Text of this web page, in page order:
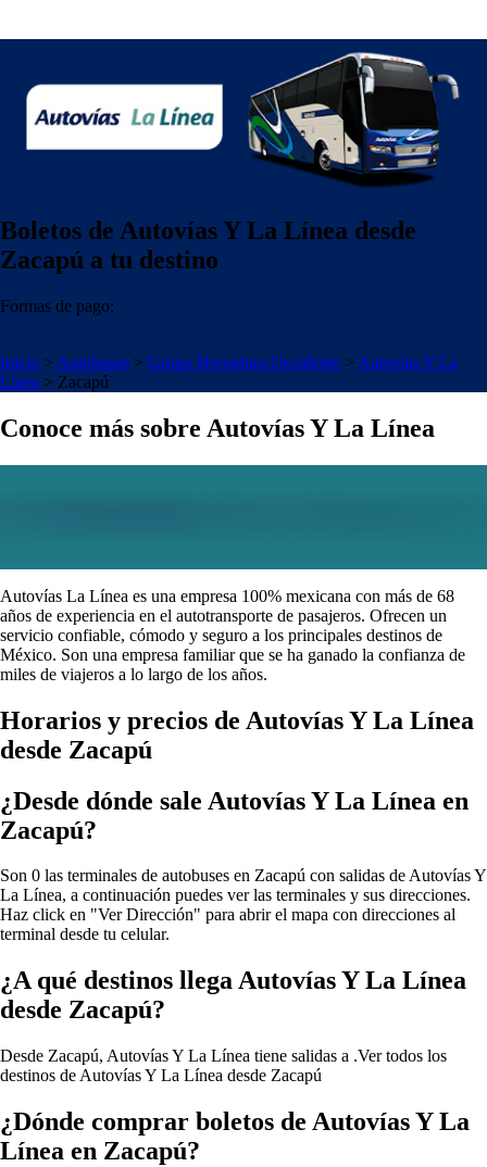
Boletos de Autovías Y La Línea desde
Zacapú a tu destino
Formas de pago:
Inicio > Autobuses > Grupo Herradura Occidente > Autovías Y La
Línea > Zacapú
Conoce más sobre Autovías Y La Línea
Autovías La Línea es una empresa 100% mexicana con más de 68
años de experiencia en el autotransporte de pasajeros. Ofrecen un
servicio confiable, cómodo y seguro a los principales destinos de
México. Son una empresa familiar que se ha ganado la confianza de
miles de viajeros a lo largo de los años.
Horarios y precios de Autovías Y La Línea
desde Zacapú
¿Desde dónde sale Autovías Y La Línea en
Zacapú?
Son 0 las terminales de autobuses en Zacapú con salidas de Autovías Y
La Línea, a continuación puedes ver las terminales y sus direcciones.
Haz click en "Ver Dirección" para abrir el mapa con direcciones al
terminal desde tu celular.
¿A qué destinos llega Autovías Y La Línea
desde Zacapú?
Desde Zacapú, Autovías Y La Línea tiene salidas a .Ver todos los
destinos de Autovías Y La Línea desde Zacapú
¿Dónde comprar boletos de Autovías Y La
Línea en Zacapú?